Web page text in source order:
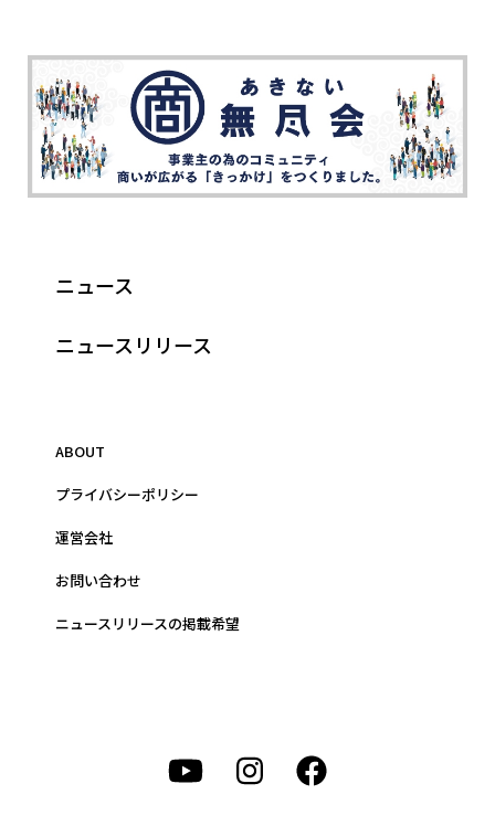
ニュース
ニュースリリース
ABOUT
プライバシーポリシー
運営会社
お問い合わせ
ニュースリリースの掲載希望